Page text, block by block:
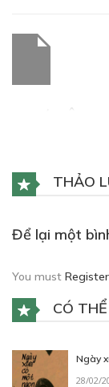
THẢO
Để lại một
You must Register
CÓ
Ngày
28/02/